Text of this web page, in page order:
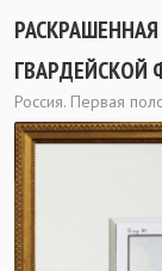
ГВАРДЕЙСКОЙ
Россия. Первая